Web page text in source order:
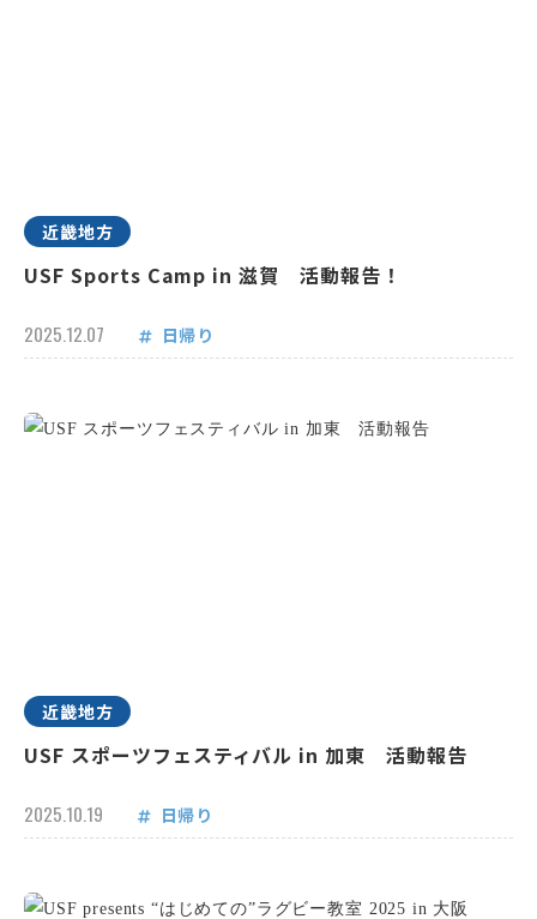
近畿地方
USF Sports Camp in 滋賀 活動報告！
2025.12.07 日帰り
近畿地方
USF スポーツフェスティバル in 加東 活動報告
2025.10.19 日帰り